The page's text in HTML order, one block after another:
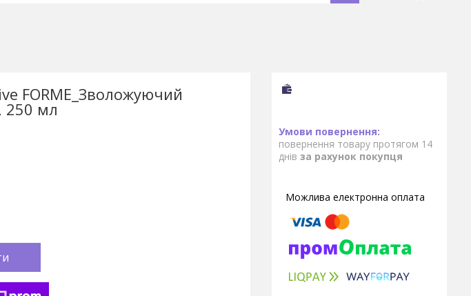
FORME_Зволожуючий
250 мл
повернення товару протягом 14
днів за рахунок покупця